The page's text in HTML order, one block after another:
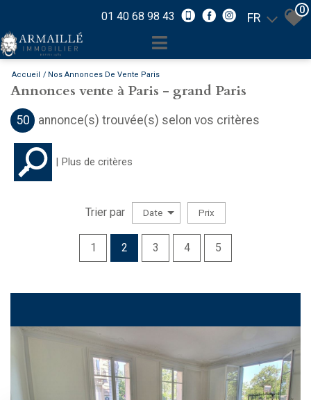
01 40 68 98 43 FR
0
Accueil Nos Annonces De Vente Paris
Annonces vente à Paris - grand Paris
50 annonce(s) trouvée(s) selon vos critères
Plus de critères
RECHERCHER
Trier par Date Prix
1 2 3 4 5